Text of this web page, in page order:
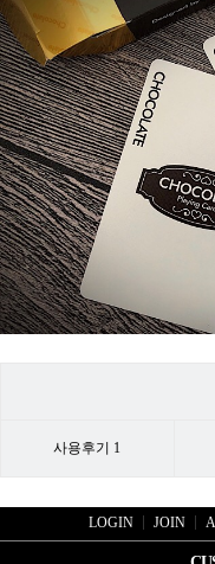
사용후기 1
LOGIN JOIN